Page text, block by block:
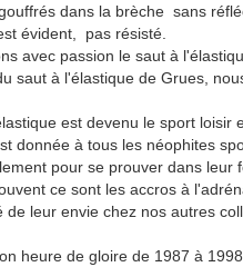
dans la brèche sans
évident, pas résisté.
avec passion le saut à
saut à l'élastique de Grues,
est devenu le sport loisir
donnée à tous les néophites
pour se prouver dans leur
ce sont les accros à
leur envie chez nos autres
heure de gloire de 1987 à